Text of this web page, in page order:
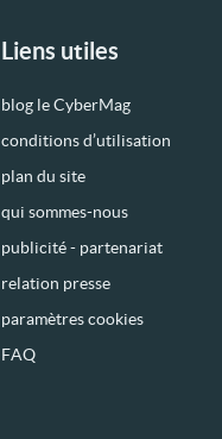
Liens utiles
blog le CyberMag
conditions d’utilisation
plan du site
qui sommes-nous
publicité - partenariat
relation presse
paramètres cookies
FAQ